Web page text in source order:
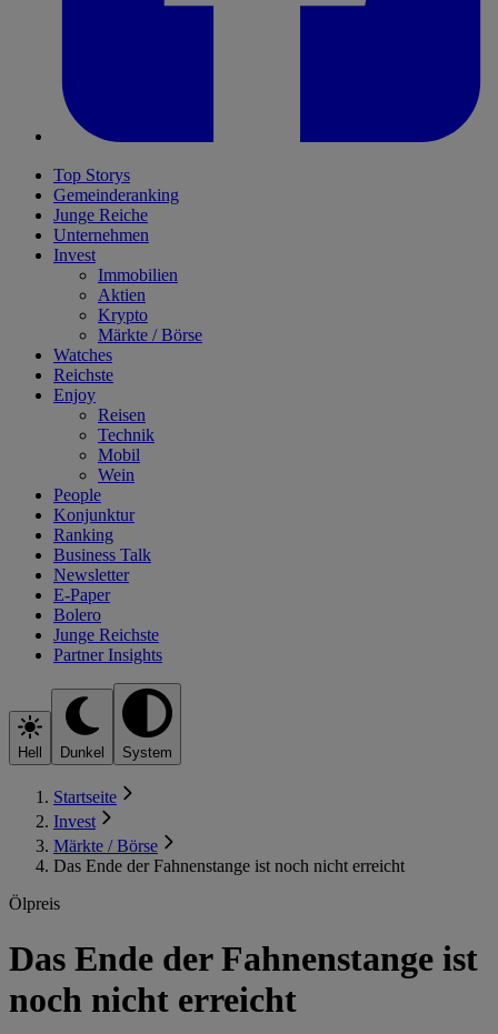
Top Storys
Gemeinderanking
Junge Reiche
Unternehmen
Invest
Immobilien
Aktien
Krypto
Märkte / Börse
Watches
Reichste
Enjoy
Reisen
Technik
Mobil
Wein
People
Konjunktur
Ranking
Business Talk
Newsletter
E-Paper
Bolero
Junge Reichste
Partner Insights
Hell Dunkel System
Startseite
Invest
Märkte / Börse
Das Ende der Fahnenstange ist noch nicht erreicht
Ölpreis
Das Ende der Fahnenstange ist
noch nicht erreicht